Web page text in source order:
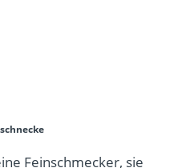
Feinschmecker, sie